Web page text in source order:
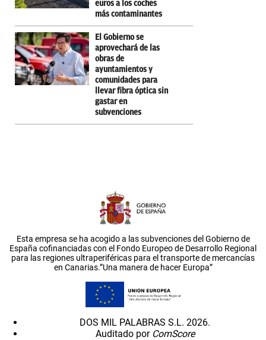
euros a los coches
más contaminantes
El Gobierno se
aprovechará de las
obras de
ayuntamientos y
comunidades para
llevar fibra óptica sin
gastar en
subvenciones
Esta empresa se ha acogido a las subvenciones del Gobierno de
España cofinanciadas con el Fondo Europeo de Desarrollo Regional
para las regiones ultraperiféricas para el transporte de mercancías
en Canarias.”Una manera de hacer Europa”
DOS MIL PALABRAS S.L. 2026.
Auditado por ComScore